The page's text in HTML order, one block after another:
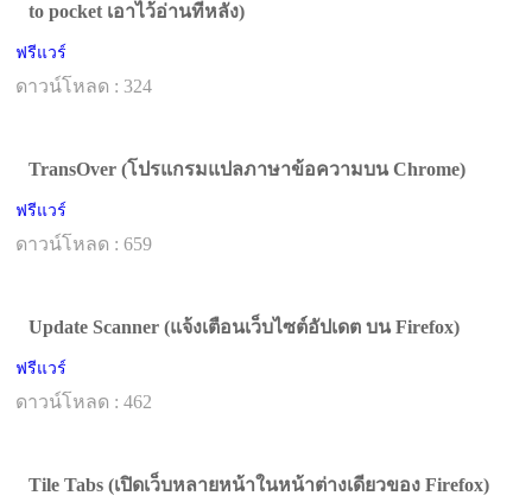
to pocket เอาไว้อ่านทีหลัง)
ฟรีแวร์
ดาวน์โหลด : 324
TransOver (โปรแกรมแปลภาษาข้อความบน Chrome)
ฟรีแวร์
ดาวน์โหลด : 659
Update Scanner (แจ้งเตือนเว็บไซต์อัปเดต บน Firefox)
ฟรีแวร์
ดาวน์โหลด : 462
Tile Tabs (เปิดเว็บหลายหน้าในหน้าต่างเดียวของ Firefox)